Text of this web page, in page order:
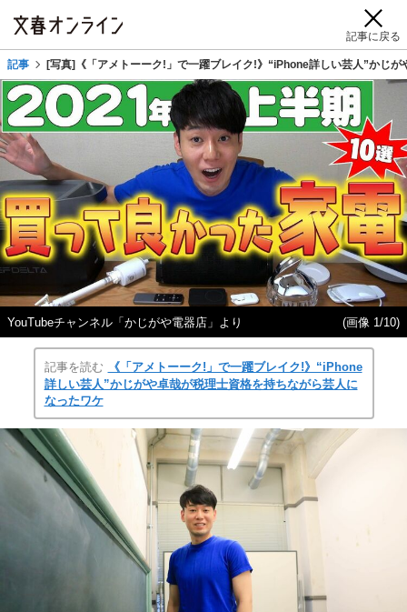
記事に戻る
記事 [写真]《「アメトーーク!」で一躍ブレイク!》“iPhone詳しい芸人”かじ
YouTubeチャンネル「かじがや電器店」より (画像 1/10)
記事を読む
《「アメトーーク!」で一躍ブレイク!》“iPhone
詳しい芸人”かじがや卓哉が税理士資格を持ちながら芸人に
なったワケ